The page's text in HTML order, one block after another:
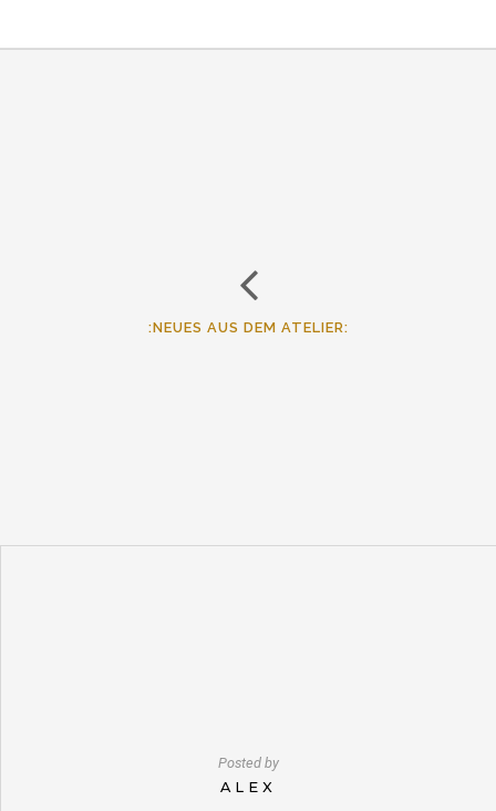
:NEUES AUS DEM ATELIER:
Posted by
ALEX